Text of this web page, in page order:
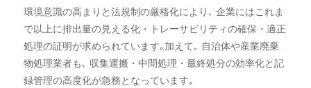
環境意識の高まりと法規制の厳格化により､ 企業にはこれま
で以上に排出量の見える化・トレーサビリティの確保・適正
処理の証明が求められています｡加えて､ 自治体や産業廃棄
物処理業者も､ 収集運搬・中間処理・最終処分の効率化と記
録管理の高度化が急務となっています｡